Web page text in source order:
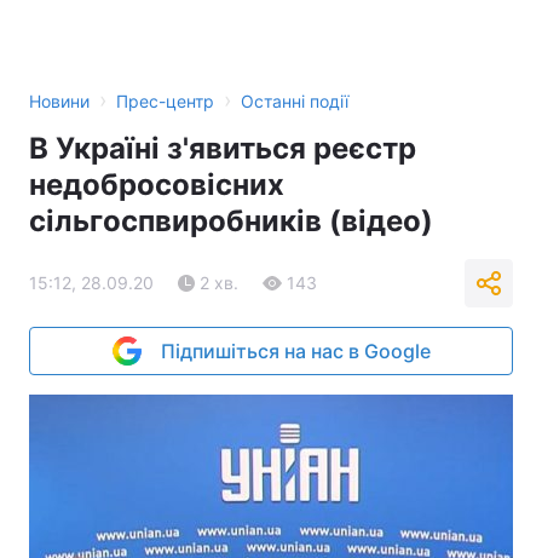
Новини › Прес-центр › Останні події
В Україні з'явиться реєстр
недобросовісних
сільгоспвиробників (відео)
15:12, 28.09.20 2 хв. 143
Підпишіться на нас в Google